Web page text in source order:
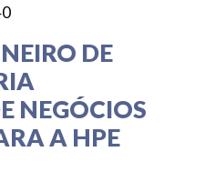
DE
NEGÓCIOS
A HPE